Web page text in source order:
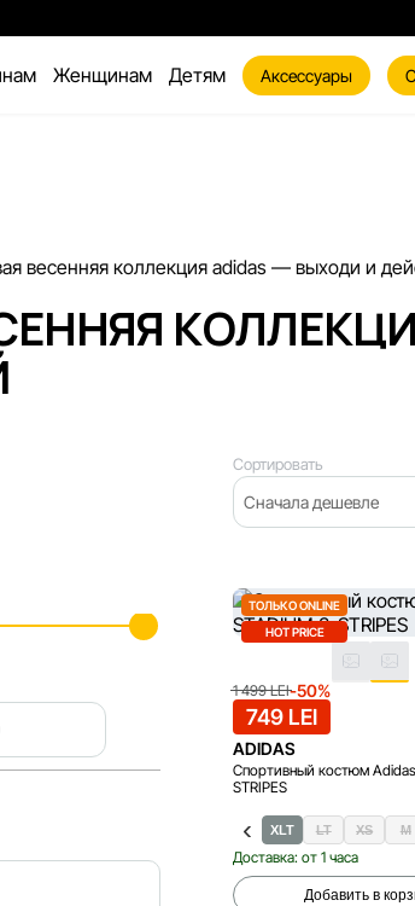
Женщинам Детям Аксессуары
весенняя коллекция adidas — выходи и
Сортировать
Сначала дешевле
ТОЛЬКО ONLINE
HOT PRICE
1 499 LEI-50%
749 LEI
ADIDAS
Спортивный костюм
STRIPES
S XLT LT XS M
Доставка: от 1 часа
Добавить в